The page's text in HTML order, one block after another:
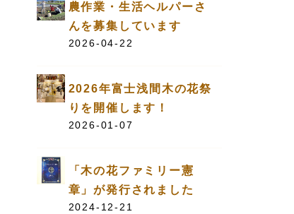
農作業・生活ヘルパーさ
んを募集しています
2026-04-22
2026年富士浅間木の花祭
りを開催します！
2026-01-07
「木の花ファミリー憲
章」が発行されました
2024-12-21